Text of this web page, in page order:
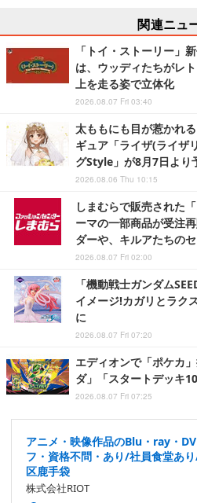
関連ニュ
「トイ・ストーリー」
は、ウッディたちがレ
上を走る姿で立体化
2026.08.07 Fri 03:40
太ももにも目が惹かれ
ギュア「ライザ(ライザ
グStyle」が8月7日より
2026.08.06 Thu 10:15
しまむらで販売された
ーマの一部商品が受注
ダーや、キルアたちの
2026.08.07 Fri 02:00
「機動戦士ガンダム
イメージ!カガリとラク
に
2026.08.07 Fri 07:20
エディオンで「ポケカ
ダ」「スタートデッキ
2026.08.07 Fri 07:25
アニメ・映像作品のBlu・ray・
フ・資格不問・あり/社員食堂あ
区鹿手袋
株式会社RIOT